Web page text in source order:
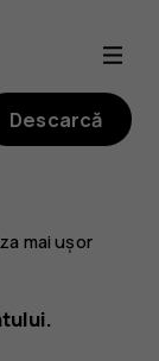
Descarcă
mai ușor